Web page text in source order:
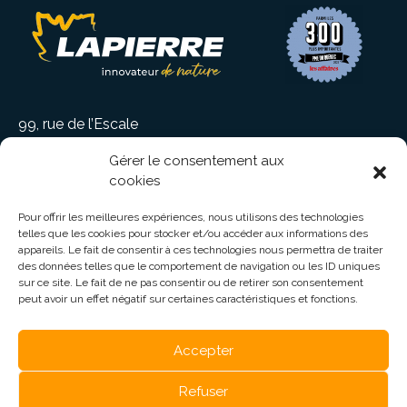
Gérer le consentement aux
cookies
Pour offrir les meilleures expériences, nous utilisons des technologies
telles que les cookies pour stocker et/ou accéder aux informations des
appareils. Le fait de consentir à ces technologies nous permettra de traiter
des données telles que le comportement de navigation ou les ID uniques
sur ce site. Le fait de ne pas consentir ou de retirer son consentement
peut avoir un effet négatif sur certaines caractéristiques et fonctions.
Accepter
Refuser
99, rue de l’Escale
1 819 548-5454
info@elapierre.com
CARRIÈRES
ÉVÉNEMENTS